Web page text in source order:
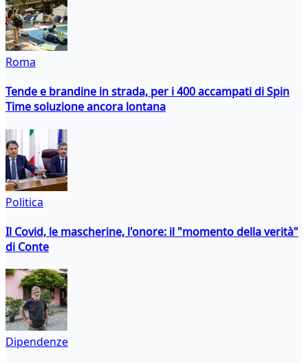
Roma
Tende e brandine in strada, per i 400 accampati di Spin
Time soluzione ancora lontana
Politica
Il Covid, le mascherine, l'onore: il "momento della verità"
di Conte
Dipendenze